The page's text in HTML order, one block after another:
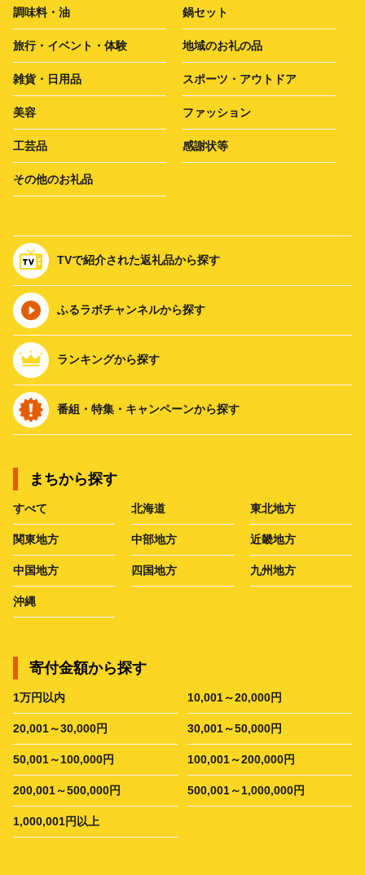
調味料・油 鍋セット
旅行・イベント・体験 地域のお礼の品
雑貨・日用品 スポーツ・アウトドア
美容 ファッション
工芸品 感謝状等
その他のお礼品
TVで紹介された返礼品から探す
ふるラボチャンネルから探す
ランキングから探す
番組・特集・キャンペーンから探す
まちから探す
すべて 北海道 東北地方
関東地方 中部地方 近畿地方
中国地方 四国地方 九州地方
沖縄
寄付金額から探す
1万円以内 10,001～20,000円
20,001～30,000円 30,001～50,000円
50,001～100,000円 100,001～200,000円
200,001～500,000円 500,001～1,000,000円
1,000,001円以上